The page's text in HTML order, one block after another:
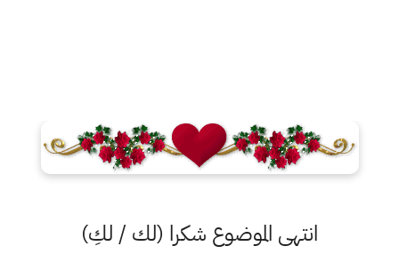
انتهى الموضوع شكرا (لك / لكِ)